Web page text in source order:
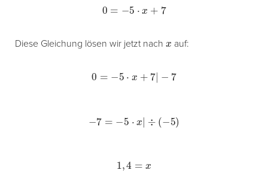
0 −5 x+ 7
Diese Gleichung lösen wir jetzt nach auf:
0 − ⋅x 7 −7
−5 x|÷ − 5
,4 =x